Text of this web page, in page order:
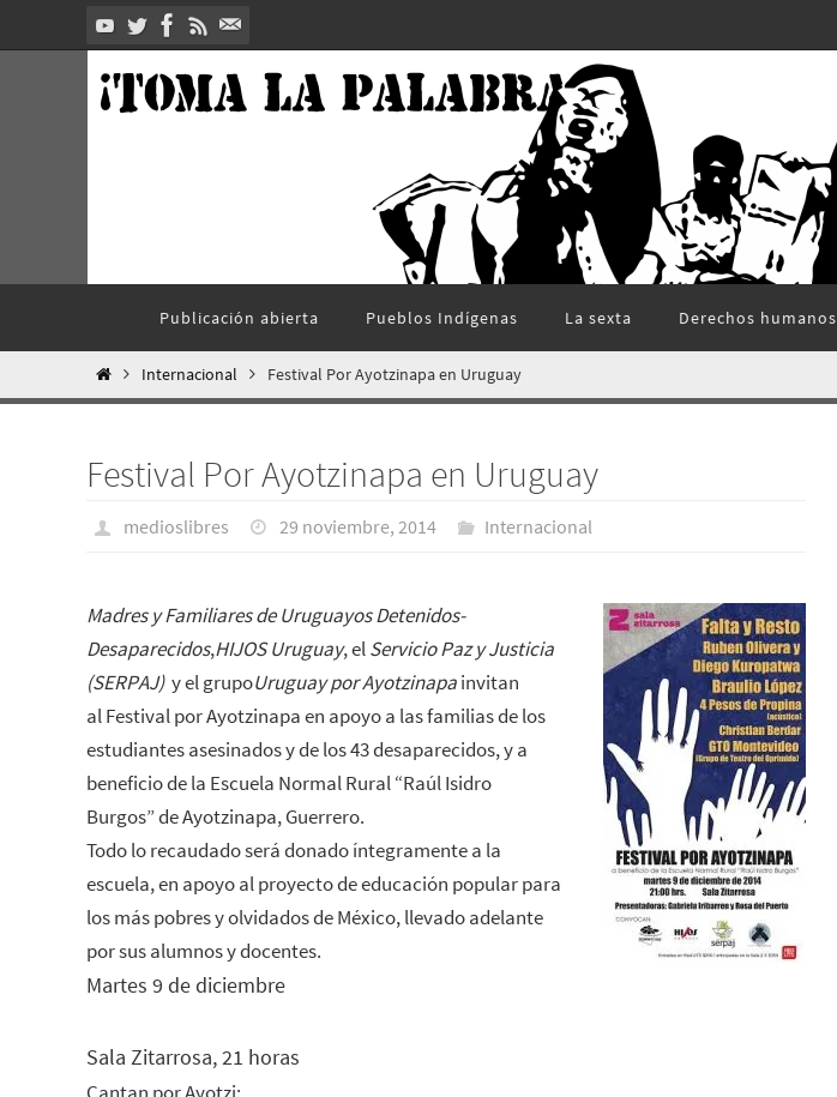
al
contenido
Publicación abierta Pueblos Indí­genas La sexta Derechos humanos
InicioInternacional Festival Por Ayotzinapa en Uruguay
Festival Por Ayotzinapa en Uruguay
medioslibres 29 noviembre, 2014 Internacional
Madres y Familiares de Uruguayos Detenidos-
Desaparecidos,HIJOS Uruguay,elServicio Paz y Justicia
(SERPAJ) y el grupoUruguay por Ayotzinapainvitan
alFestival por Ayotzinapaen apoyo a las familias de los
estudiantes asesinados y de los 43 desaparecidos, y a
beneficio de la Escuela Normal Rural “Raúl Isidro
Burgos” de Ayotzinapa, Guerrero.
Todo lo recaudado será donado íntegramente a la
escuela, en apoyo al proyecto de educación popular para
los más pobres y olvidados de México, llevado adelante
por sus alumnos y docentes.
Martes 9 de diciembre
Sala Zitarrosa, 21 horas